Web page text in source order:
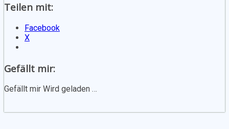
Teilen mit:
Facebook
X
Gefällt mir:
Gefällt mir Wird geladen …